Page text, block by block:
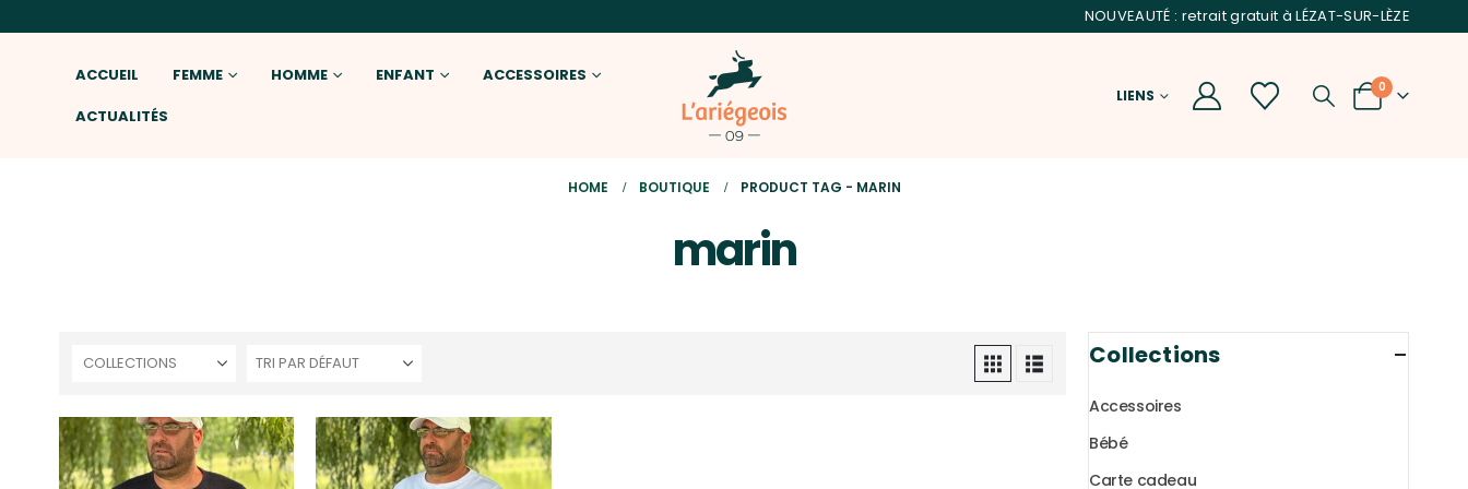
NOUVEAUTÉ : retrait gratuit à LÉZAT-SUR-LÈZE
ACCUEIL FEMME HOMME ENFANT
ACCESSOIRES
ACTUALITÉS
LIENS 0
HOME BOUTIQUE PRODUCT TAG - MARIN
marin
COLLECTIONS Collections
Accessoires
Bébé
Carte cadeau